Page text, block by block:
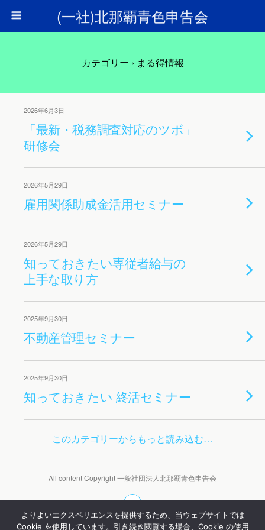
(一社)北那覇青色申告会
カテゴリー › まる得情報
2026年6月3日
「最新・税務調査対応のツボ」
研修会
2026年5月29日
雇用関係助成金活用セミナー
2026年5月29日
知っておきたい専従者給与の
上手な取り方
2025年9月30日
不動産管理セミナー
2025年9月30日
知っておきたい 終活セミナー
このカテゴリーからもっと読み込む…
All content Copyright 一般社団法人北那覇青色申告会
よりよいエクスペリエンスを提供するため、当ウェブサイトでは
Cookie を使用しています。引き続き閲覧する場合、Cookie の使用